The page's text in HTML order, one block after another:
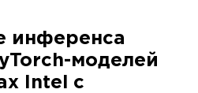
инференса
моделей
Intel с